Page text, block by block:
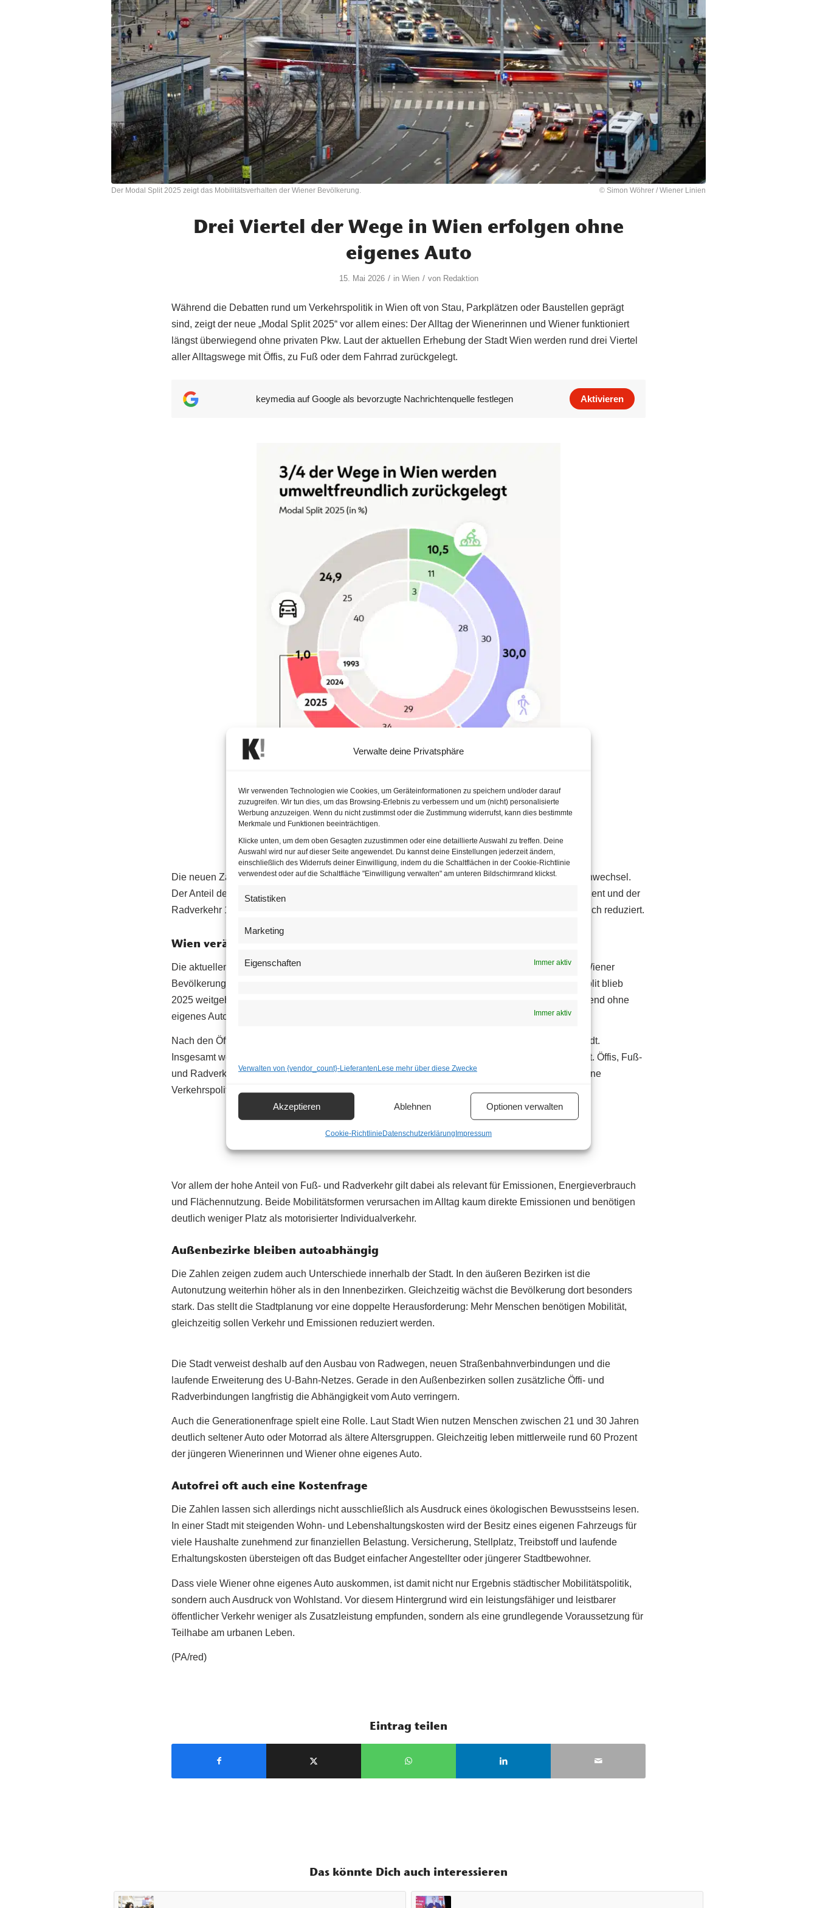
Verwalte deine Privatsphäre
Wir verwenden Technologien wie Cookies, um Geräteinformationen zu speichern und/oder darauf
zuzugreifen. Wir tun dies, um das Browsing-Erlebnis zu verbessern und um (nicht) personalisierte
Werbung anzuzeigen. Wenn du nicht zustimmst oder die Zustimmung widerrufst, kann dies bestimmte
Merkmale und Funktionen beeinträchtigen.
Klicke unten, um dem oben Gesagten zuzustimmen oder eine detaillierte Auswahl zu treffen. Deine
Auswahl wird nur auf dieser Seite angewendet. Du kannst deine Einstellungen jederzeit ändern,
einschließlich des Widerrufs deiner Einwilligung, indem du die Schaltflächen in der Cookie-Richtlinie
verwendest oder auf die Schaltfläche "Einwilligung verwalten" am unteren Bildschirmrand klickst.
Statistiken
Marketing
Eigenschaften Immer aktiv
Immer aktiv
Verwalten von {vendor_count}-LieferantenLese mehr über diese Zwecke
Akzeptieren Ablehnen Optionen verwalten
Cookie-RichtlinieDatenschutzerklärungImpressum
Der Modal Split 2025 zeigt das Mobilitätsverhalten der Wiener Bevölkerung. © Simon Wöhrer / Wiener Linien
Drei Viertel der Wege in Wien erfolgen ohne
eigenes Auto
15. Mai 2026 / in Wien / von Redaktion
Während die Debatten rund um Verkehrspolitik in Wien oft von Stau, Parkplätzen oder Baustellen geprägt
sind, zeigt der neue „Modal Split 2025“ vor allem eines: Der Alltag der Wienerinnen und Wiener funktioniert
längst überwiegend ohne privaten Pkw. Laut der aktuellen Erhebung der Stadt Wien werden rund drei Viertel
aller Alltagswege mit Öffis, zu Fuß oder dem Fahrrad zurückgelegt.
keymedia auf Google als bevorzugte Nachrichtenquelle festlegen Aktivieren
Laut Modal Split 2025 werden rund drei Viertel aller Alltagswege in Wien mit Öffis, zu Fuß
oder dem Fahrrad zurückgelegt. | © Stadt Wien/MA 18 und Wiener Linien
Die neuen Zahlen zeigen keine plötzliche Veränderung sondern den fortschreitenden Paradigmenwechsel.
Der Anteil des öffentlichen Verkehrs liegt aktuell bei 33,6 Prozent, der Fußverkehr erreicht 30 Prozent und der
Radverkehr 10,5 Prozent. Der Pkw-Anteil liegt bei 24,9 Prozent und hat sich damit seit 1993 deutlich reduziert.
Wien verändert seinen Mobilitätsmix
Die aktuellen Zahlen zeigen vor allem eine langfristige Verschiebung im Mobilitätsverhalten der Wiener
Bevölkerung. Große Veränderungen gegenüber dem Vorjahr gab es laut Stadt nicht, der Modal Split blieb
2025 weitgehend stabil. Gleichzeitig bestätigt die Erhebung, dass sich der Alltag in Wien zunehmend ohne
eigenes Auto organisiert.
Nach den Öffis ist das Zu-Fuß-Gehen inzwischen die zweitwichtigste Fortbewegungsform der Stadt.
Insgesamt werden mehr als 40 Prozent aller Alltagswege ohne motorisierten Verkehr zurückgelegt. Öffis, Fuß-
und Radverkehr bilden damit die Grundlage jener „umweltfreundlichen Mobilität“, auf die Wien seine
Verkehrspolitik zunehmend ausrichtet.
Vor allem der hohe Anteil von Fuß- und Radverkehr gilt dabei als relevant für Emissionen, Energieverbrauch
und Flächennutzung. Beide Mobilitätsformen verursachen im Alltag kaum direkte Emissionen und benötigen
deutlich weniger Platz als motorisierter Individualverkehr.
Außenbezirke bleiben autoabhängig
Die Zahlen zeigen zudem auch Unterschiede innerhalb der Stadt. In den äußeren Bezirken ist die
Autonutzung weiterhin höher als in den Innenbezirken. Gleichzeitig wächst die Bevölkerung dort besonders
stark. Das stellt die Stadtplanung vor eine doppelte Herausforderung: Mehr Menschen benötigen Mobilität,
gleichzeitig sollen Verkehr und Emissionen reduziert werden.
Die Stadt verweist deshalb auf den Ausbau von Radwegen, neuen Straßenbahnverbindungen und die
laufende Erweiterung des U-Bahn-Netzes. Gerade in den Außenbezirken sollen zusätzliche Öffi- und
Radverbindungen langfristig die Abhängigkeit vom Auto verringern.
Auch die Generationenfrage spielt eine Rolle. Laut Stadt Wien nutzen Menschen zwischen 21 und 30 Jahren
deutlich seltener Auto oder Motorrad als ältere Altersgruppen. Gleichzeitig leben mittlerweile rund 60 Prozent
der jüngeren Wienerinnen und Wiener ohne eigenes Auto.
Autofrei oft auch eine Kostenfrage
Die Zahlen lassen sich allerdings nicht ausschließlich als Ausdruck eines ökologischen Bewusstseins lesen.
In einer Stadt mit steigenden Wohn- und Lebenshaltungskosten wird der Besitz eines eigenen Fahrzeugs für
viele Haushalte zunehmend zur finanziellen Belastung. Versicherung, Stellplatz, Treibstoff und laufende
Erhaltungskosten übersteigen oft das Budget einfacher Angestellter oder jüngerer Stadtbewohner.
Dass viele Wiener ohne eigenes Auto auskommen, ist damit nicht nur Ergebnis städtischer Mobilitätspolitik,
sondern auch Ausdruck von Wohlstand. Vor diesem Hintergrund wird ein leistungsfähiger und leistbarer
öffentlicher Verkehr weniger als Zusatzleistung empfunden, sondern als eine grundlegende Voraussetzung für
Teilhabe am urbanen Leben.
(PA/red)
Eintrag teilen
Das könnte Dich auch interessieren